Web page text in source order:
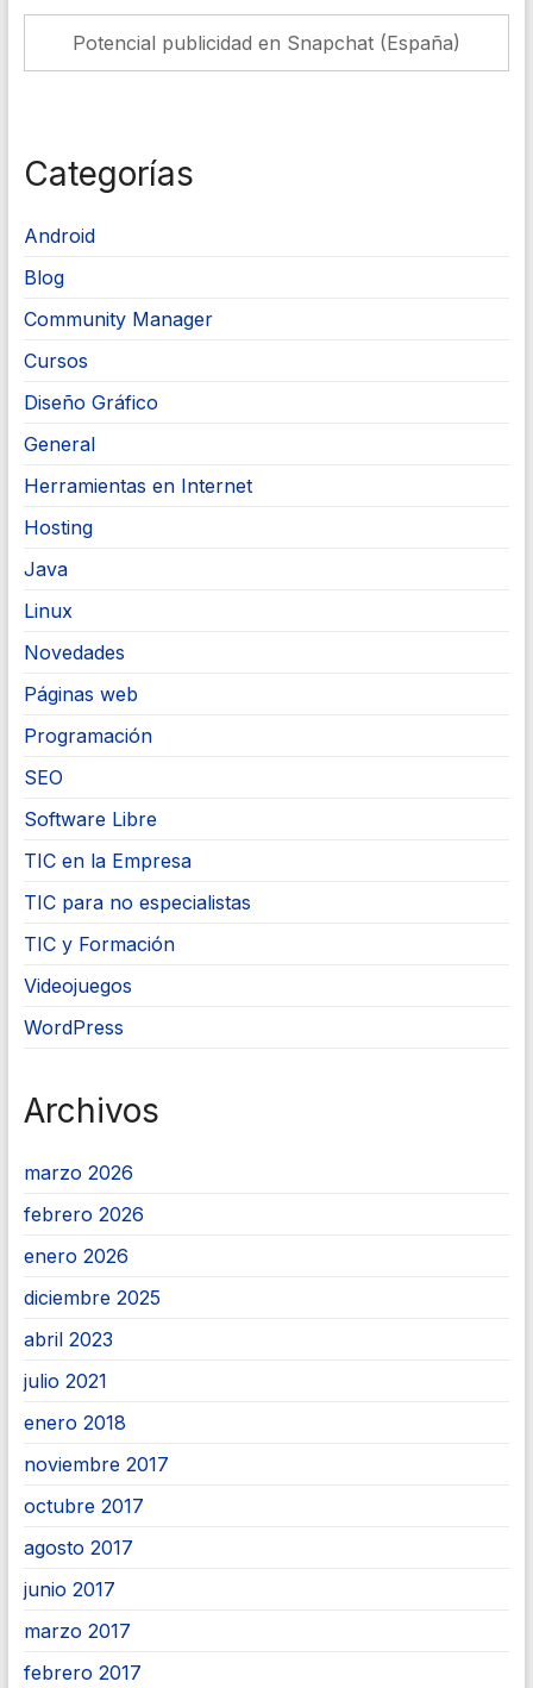
Potencial publicidad en Snapchat (España)
Categorías
Android
Blog
Community Manager
Cursos
Diseño Gráfico
General
Herramientas en Internet
Hosting
Java
Linux
Novedades
Páginas web
Programación
SEO
Software Libre
TIC en la Empresa
TIC para no especialistas
TIC y Formación
Videojuegos
WordPress
Archivos
marzo 2026
febrero 2026
enero 2026
diciembre 2025
abril 2023
julio 2021
enero 2018
noviembre 2017
octubre 2017
agosto 2017
junio 2017
marzo 2017
febrero 2017